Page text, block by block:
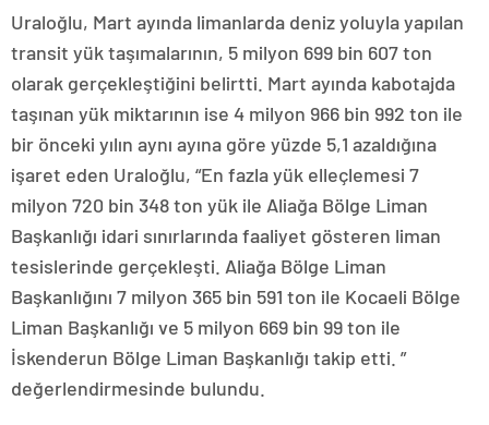
Uraloğlu, Mart ayında limanlarda deniz yoluyla yapılan
transit yük taşımalarının, 5 milyon 699 bin 607 ton
olarak gerçekleştiğini belirtti. Mart ayında kabotajda
taşınan yük miktarının ise 4 milyon 966 bin 992 ton ile
bir önceki yılın aynı ayına göre yüzde 5,1 azaldığına
işaret eden Uraloğlu, “En fazla yük elleçlemesi 7
milyon 720 bin 348 ton yük ile Aliağa Bölge Liman
Başkanlığı idari sınırlarında faaliyet gösteren liman
tesislerinde gerçekleşti. Aliağa Bölge Liman
Başkanlığını 7 milyon 365 bin 591 ton ile Kocaeli Bölge
Liman Başkanlığı ve 5 milyon 669 bin 99 ton ile
İskenderun Bölge Liman Başkanlığı takip etti. ”
değerlendirmesinde bulundu.